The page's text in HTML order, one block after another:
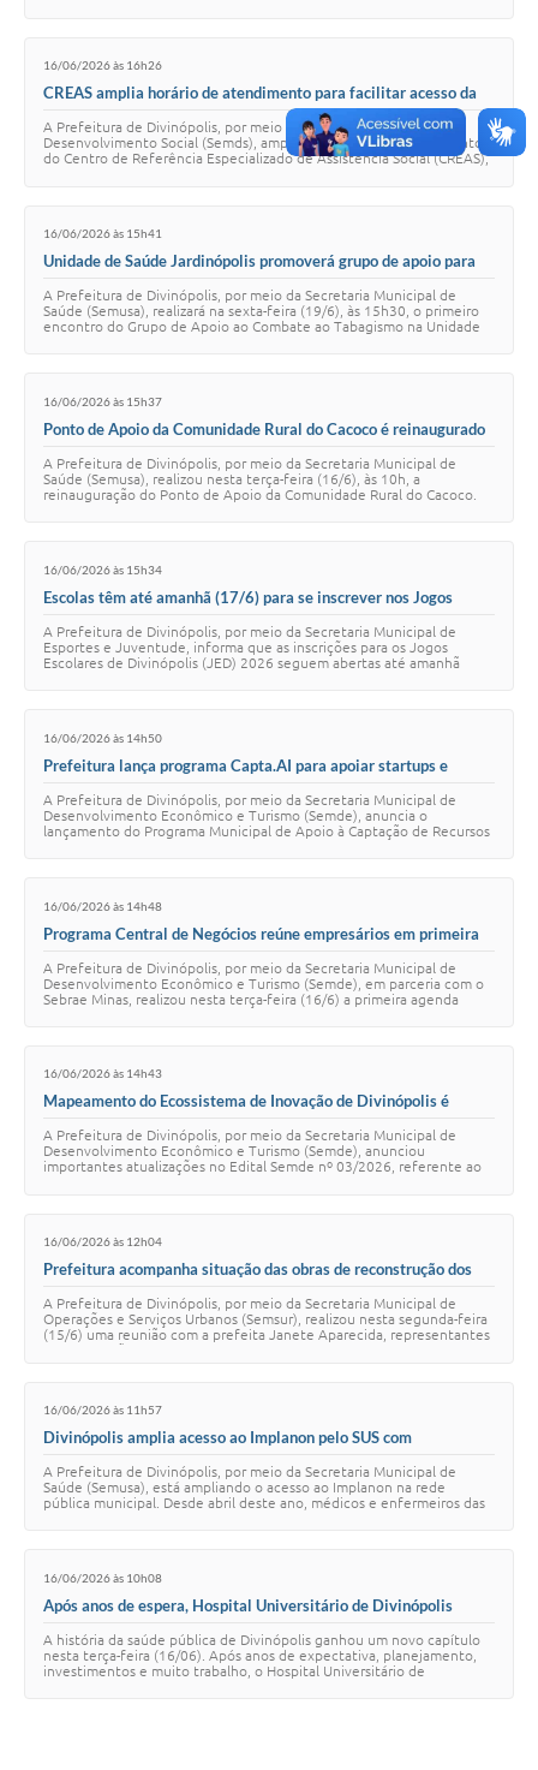
16/06/2026 às 16h26
CREAS amplia horário de atendimento para facilitar acesso da
população aos serviços especializados
A Prefeitura de Divinópolis, por meio da Secretaria Municipal de
Desenvolvimento Social (Semds), ampliou o horário de atendimento
do Centro de Referência Especializado de Assistência Social (CREAS),
16/06/2026 às 15h41
Unidade de Saúde Jardinópolis promoverá grupo de apoio para
A Prefeitura de Divinópolis, por meio da Secretaria Municipal de
Saúde (Semusa), realizará na sexta-feira (19/6), às 15h30, o primeiro
encontro do Grupo de Apoio ao Combate ao Tabagismo na Unidade
16/06/2026 às 15h37
Ponto de Apoio da Comunidade Rural do Cacoco é reinaugurado
A Prefeitura de Divinópolis, por meio da Secretaria Municipal de
Saúde (Semusa), realizou nesta terça-feira (16/6), às 10h, a
reinauguração do Ponto de Apoio da Comunidade Rural do Cacoco.
16/06/2026 às 15h34
Escolas têm até amanhã (17/6) para se inscrever nos Jogos
A Prefeitura de Divinópolis, por meio da Secretaria Municipal de
Esportes e Juventude, informa que as inscrições para os Jogos
Escolares de Divinópolis (JED) 2026 seguem abertas até amanhã
16/06/2026 às 14h50
Prefeitura lança programa Capta.AI para apoiar startups e
A Prefeitura de Divinópolis, por meio da Secretaria Municipal de
Desenvolvimento Econômico e Turismo (Semde), anuncia o
lançamento do Programa Municipal de Apoio à Captação de Recursos
16/06/2026 às 14h48
Programa Central de Negócios reúne empresários em primeira
A Prefeitura de Divinópolis, por meio da Secretaria Municipal de
Desenvolvimento Econômico e Turismo (Semde), em parceria com o
Sebrae Minas, realizou nesta terça-feira (16/6) a primeira agenda
16/06/2026 às 14h43
Mapeamento do Ecossistema de Inovação de Divinópolis é
A Prefeitura de Divinópolis, por meio da Secretaria Municipal de
Desenvolvimento Econômico e Turismo (Semde), anunciou
importantes atualizações no Edital Semde nº 03/2026, referente ao
16/06/2026 às 12h04
Prefeitura acompanha situação das obras de reconstrução dos
A Prefeitura de Divinópolis, por meio da Secretaria Municipal de
Operações e Serviços Urbanos (Semsur), realizou nesta segunda-feira
(15/6) uma reunião com a prefeita Janete Aparecida, representantes
16/06/2026 às 11h57
Divinópolis amplia acesso ao Implanon pelo SUS com
A Prefeitura de Divinópolis, por meio da Secretaria Municipal de
Saúde (Semusa), está ampliando o acesso ao Implanon na rede
pública municipal. Desde abril deste ano, médicos e enfermeiros das
16/06/2026 às 10h08
Após anos de espera, Hospital Universitário de Divinópolis
A história da saúde pública de Divinópolis ganhou um novo capítulo
nesta terça-feira (16/06). Após anos de expectativa, planejamento,
investimentos e muito trabalho, o Hospital Universitário de